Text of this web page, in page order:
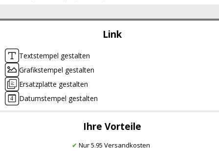
Link
Textstempel gestalten
Grafikstempel gestalten
Ersatzplatte gestalten
Datumstempel gestalten
Ihre Vorteile
✔ Nur 5.95 Versandkosten